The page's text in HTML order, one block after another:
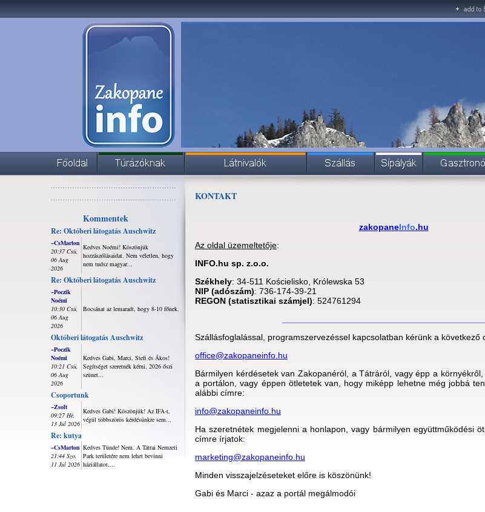
Kommentek
Re: Októberi látogatás Auschwitz
~CsMarton
20:37 Csü,
06 Aug
2026
Kedves Noémi! Köszönjük
hozzászólásaidat. Nem véletlen, hogy
nem tudsz magyar...
Re: Októberi látogatás Auschwitz
~Poczik
Noémi
10:30 Csü,
06 Aug
2026
Bocsánat az lemaradt, hogy 8-10 főnek.
Októberi látogatás Auschwitz
~Poczik
Noémi
10:21 Csü,
06 Aug
2026
Kedves Gabi, Marci, Stefi és Ákos!
Segítséget szeretnék kérni, 2026 őszi
szünet...
Csoportunk
~Zsolt
09:27 Hé,
13 Júl 2026
Kedves Gabi! Köszönjük! Az IFA-t,
végül többszörös kérdésünkre sem...
Re: kutya
~CsMarton
21:44 Szo,
11 Júl 2026
Kedves Tünde! Nem. A Tátrai Nemzeti
Park területére nem lehet bevinni
háziállatot,...
KONTAKT
zakopaneInfo.hu
Az oldal üzemeltetője:
INFO.hu sp. z.o.o.
Székhely: 34-511 Kościelisko, Królewska 53
NIP (adószám): 736-174-39-21
REGON (statisztikai számjel): 524761294
Szállásfoglalással, programszervezéssel kapcsolatban kérünk a következő
office@zakopaneinfo.hu
Bármilyen kérdésetek van Zakopanéról, a Tátráról, vagy épp a
a portálon, vagy éppen ötletetek van, hogy miképp lehetne még jobbá
alábbi címre:
info@zakopaneinfo.hu
Ha szeretnétek megjelenni a honlapon, vagy bármilyen együttműködési
címre írjatok:
marketing@zakopaneinfo.hu
Minden visszajelzéseteket előre is köszönünk!
Gabi és Marci - azaz a portál megálmodói